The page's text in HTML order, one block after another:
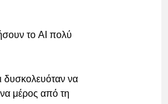
το AI πολύ
δυσκολευόταν να
μέρος από τη